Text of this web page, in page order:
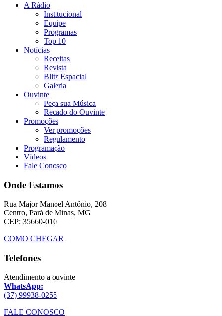
A Rádio
Institucional
Equipe
Programas
Top 10
Notícias
Receitas
Revista
Blitz Espacial
Galeria
Ouvinte
Peça sua Música
Recado do Ouvinte
Promoções
Ver promoções
Regulamento
Programação
Vídeos
Fale Conosco
Onde Estamos
Rua Major Manoel Antônio, 208
Centro, Pará de Minas, MG
CEP: 35660-010
COMO CHEGAR
Telefones
Atendimento a ouvinte
WhatsApp:
(37) 99938-0255
FALE CONOSCO